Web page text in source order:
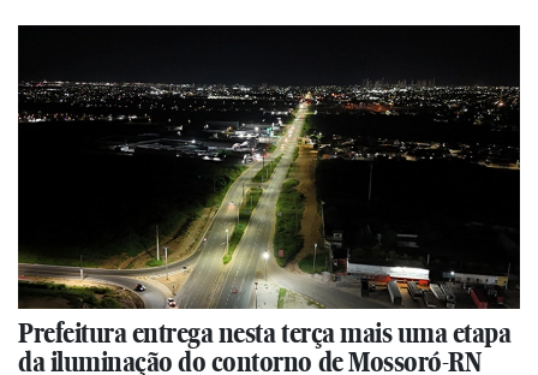
Prefeitura entrega nesta terça mais uma etapa
da iluminação do contorno de Mossoró-RN